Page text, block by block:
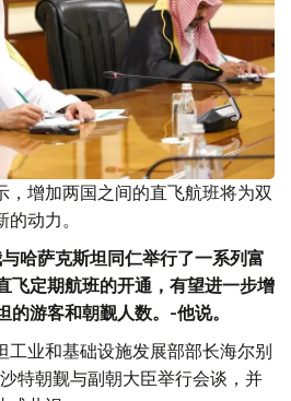
，增加两国之间的直飞航班将为双
动力。
哈萨克斯坦同仁举行了一系列富
飞定期航班的开通，有望进一步增
的游客和朝觐人数。-他说。
工业和基础设施发展部部长海尔别
特朝觐与副朝大臣举行会谈，并